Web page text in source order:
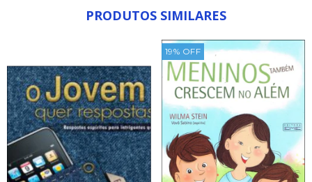
PRODUTOS SIMILARES
19% OFF